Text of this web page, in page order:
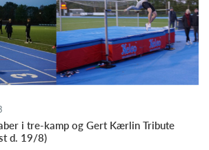
i tre-kamp og Gert Kærlin Tribute
d. 19/8)